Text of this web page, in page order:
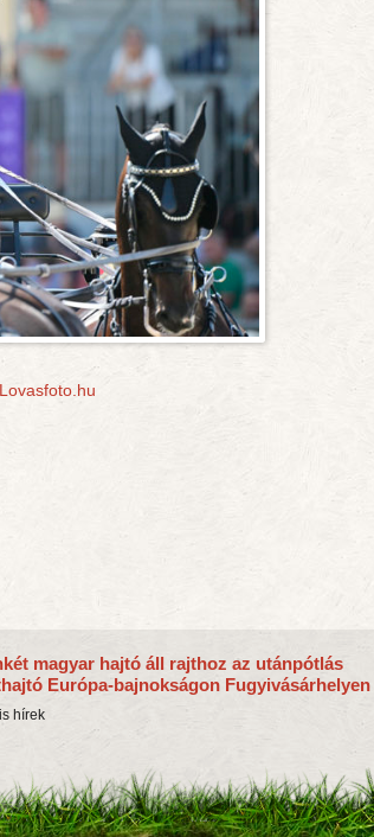
Lovasfoto.hu
magyar hajtó áll rajthoz az utánpótlás
Európa-bajnokságon Fugyivásárhelyen
hírek